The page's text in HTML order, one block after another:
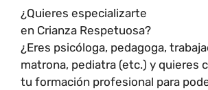
¿Quieres especializarte
en Crianza Respetuosa?
¿Eres psicóloga, pedagoga,
matrona, pediatra (etc.) y quieres
tu formación profesional para